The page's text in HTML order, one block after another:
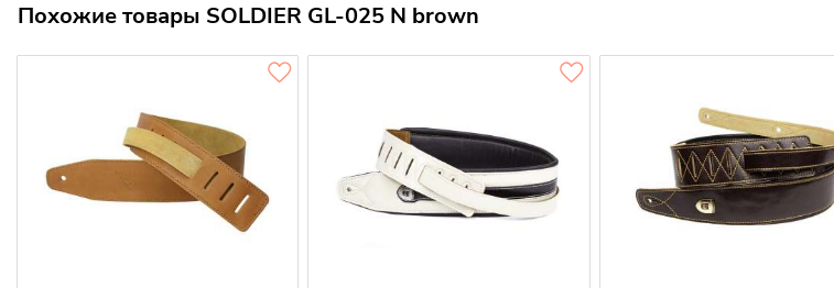
Похожие товары SOLDIER GL-025 N brown